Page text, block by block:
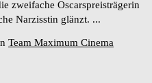
zweifache Oscarspreisträgerin
Narzisstin glänzt. ...
Team Maximum Cinema